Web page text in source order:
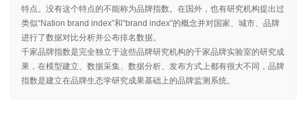
特点。没有这个特点的不能称为品牌指数。在国外，也有研究机构提出过
类似“Nation brand index”和“brand index”的概念并对国家、城市、品牌
进行了数据对比分析并公布排名数据。
千家品牌指数是完全独立于这些品牌研究机构的千家品牌实验室的研究成
果，在模型建立、数据采集、数据分析、发布方式上都有很大不同，品牌
指数是建立在品牌生态学研究成果基础上的品牌监测系统。